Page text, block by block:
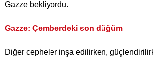
Gazze bekliyordu.
Gazze: Çemberdeki son düğüm
Diğer cepheler inşa edilirken,